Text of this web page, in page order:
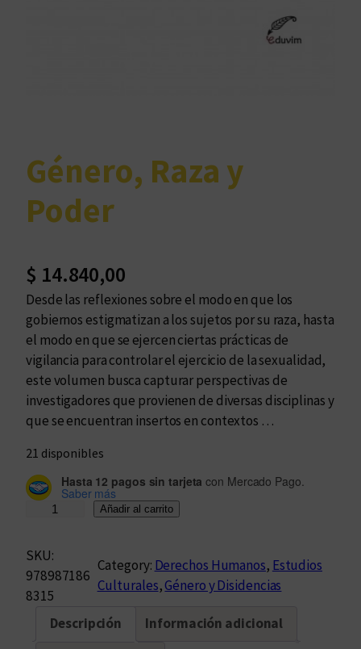
Género, Raza y
Poder
$ 14.840,00
Desde las reflexiones sobre el modo en que los
gobiernos estigmatizan a los sujetos por su raza, hasta
el modo en que se ejercen ciertas prácticas de
vigilancia para controlar el ejercicio de la sexualidad,
este volumen busca capturar perspectivas de
investigadores que provienen de diversas disciplinas y
que se encuentran insertos en contextos …
21 disponibles
Hasta 12 pagos sin tarjeta con Mercado Pago.
Saber más
n
e
r
Añadir al carrito
SKU:
978987186
8315
Category: Derechos Humanos, Estudios
Culturales, Género y Disidencias
Descripción Información adicional